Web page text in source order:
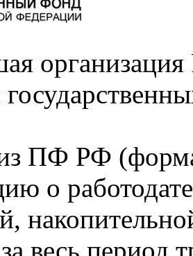
ПФ РФ
о
весь период